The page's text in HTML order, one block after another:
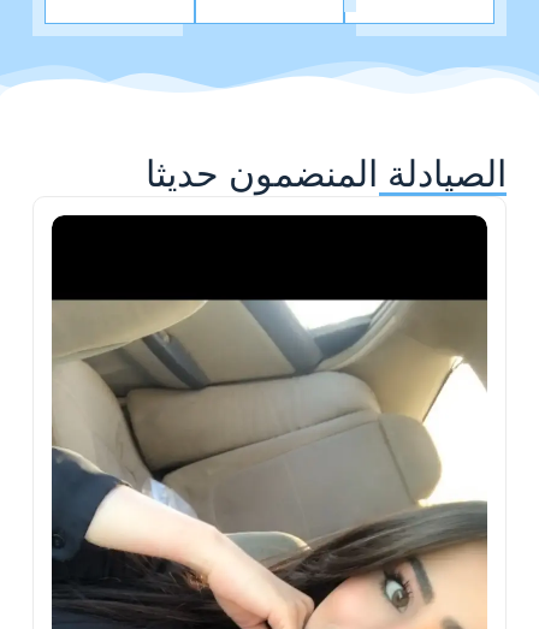
الصيادلة المنضمون حديثا